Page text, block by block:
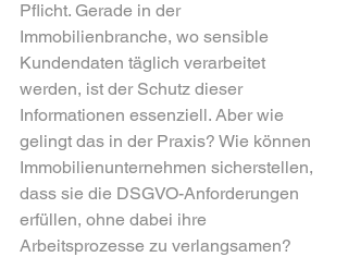
Pflicht. Gerade in der
Immobilienbranche, wo sensible
Kundendaten täglich verarbeitet
werden, ist der Schutz dieser
Informationen essenziell. Aber wie
gelingt das in der Praxis? Wie können
Immobilienunternehmen sicherstellen,
dass sie die DSGVO-Anforderungen
erfüllen, ohne dabei ihre
Arbeitsprozesse zu verlangsamen?